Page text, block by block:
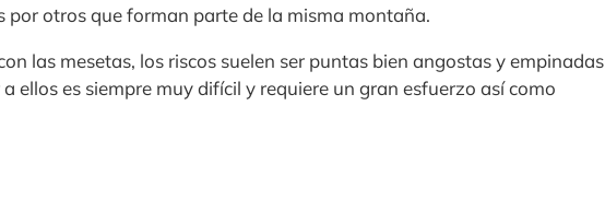
por otros que forman parte de la misma montaña.
las mesetas, los riscos suelen ser puntas bien angostas y empinadas
ellos es siempre muy difícil y requiere un gran esfuerzo así como